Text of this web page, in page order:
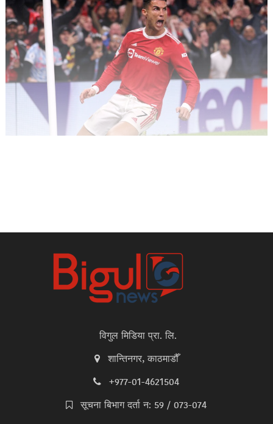
विगुल मिडिया प्रा. लि.
शान्तिनगर, काठमाडौँ
+977-01-4621504
सूचना बिभाग दर्ता न: 59 / 073-074